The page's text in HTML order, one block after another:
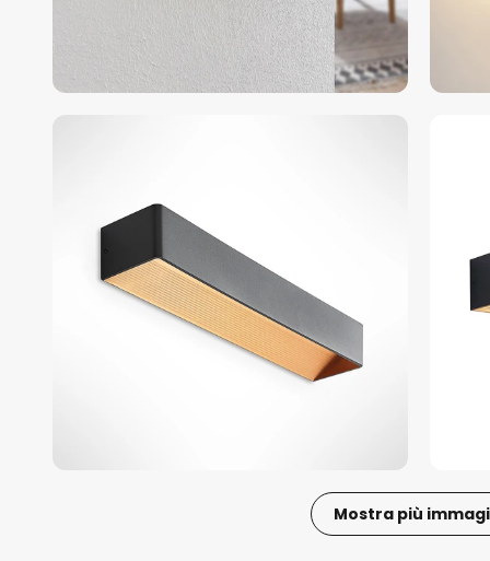
Mostra più